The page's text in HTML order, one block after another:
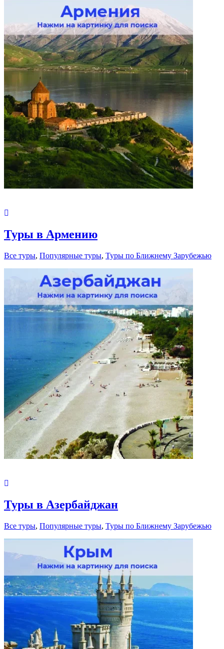
Туры в Армению
Все туры, Популярные туры, Туры по Ближнему Зарубежью
Туры в Азербайджан
Все туры, Популярные туры, Туры по Ближнему Зарубежью